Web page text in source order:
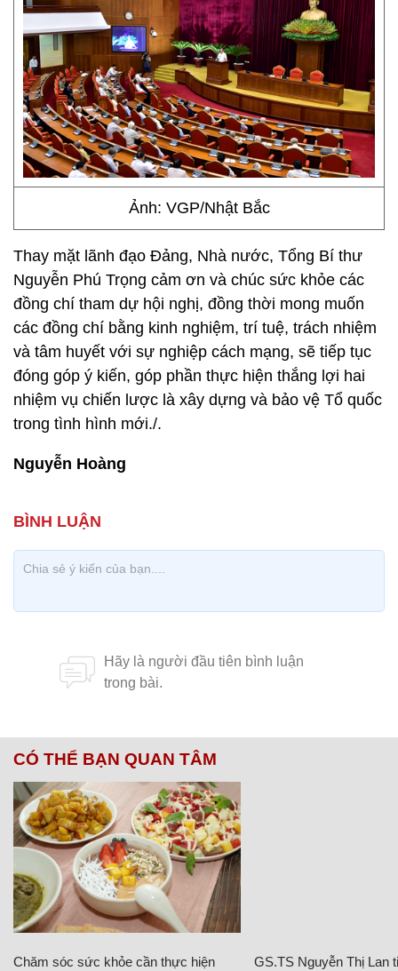
Ảnh: VGP/Nhật Bắc
Thay mặt lãnh đạo Đảng, Nhà nước, Tổng Bí thư
Nguyễn Phú Trọng cảm ơn và chúc sức khỏe các
đồng chí tham dự hội nghị, đồng thời mong muốn
các đồng chí bằng kinh nghiệm, trí tuệ, trách nhiệm
và tâm huyết với sự nghiệp cách mạng, sẽ tiếp tục
đóng góp ý kiến, góp phần thực hiện thắng lợi hai
nhiệm vụ chiến lược là xây dựng và bảo vệ Tổ quốc
trong tình hình mới./.
Nguyễn Hoàng
CÓ THỂ BẠN QUAN TÂM
Chăm sóc sức khỏe cần thực hiện
GS.TS Nguyễn Thị Lan